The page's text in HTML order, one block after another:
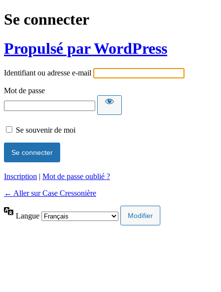
Se connecter
Propulsé par WordPress
Identifiant ou adresse e-mail
Mot de passe
Se souvenir de moi
Inscription | Mot de passe oublié ?
← Aller sur Case Cressonière
Langue